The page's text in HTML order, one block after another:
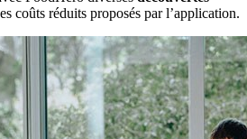
coûts réduits proposés par l’application.